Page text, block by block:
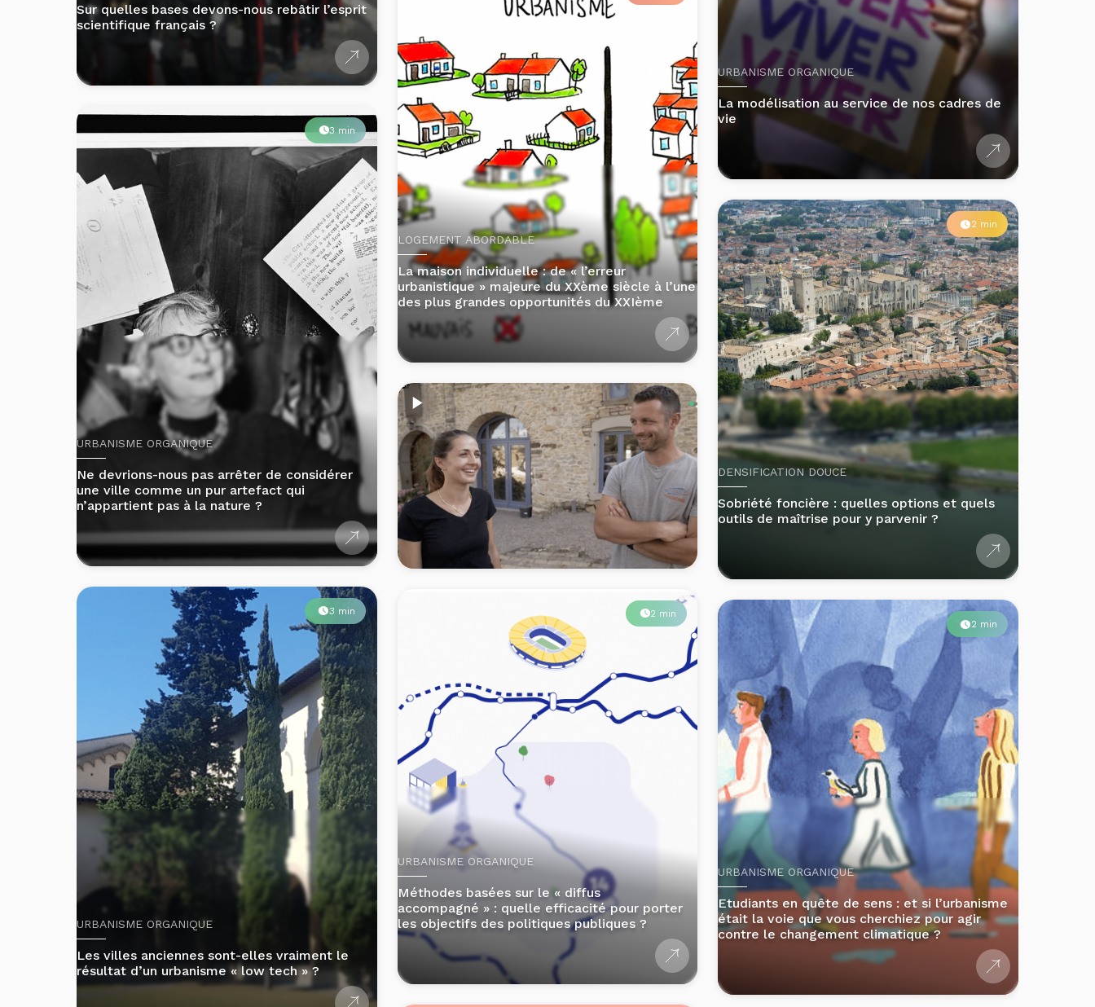
Sur quelles bases devons-nous rebâtir l’esprit
scientifique français ?
URBANISME ORGANIQUE
La modélisation au service de nos cadres de
vie
LOGEMENT ABORDABLE
La maison individuelle : de « l’erreur
urbanistique » majeure du XXème siècle à l’une
des plus grandes opportunités du XXIème
3 min
URBANISME ORGANIQUE
Ne devrions-nous pas arrêter de considérer
une ville comme un pur artefact qui
n’appartient pas à la nature ?
2 min
DENSIFICATION DOUCE
Sobriété foncière : quelles options et quels
outils de maîtrise pour y parvenir ?
3 min
URBANISME ORGANIQUE
Les villes anciennes sont-elles vraiment le
résultat d’un urbanisme « low tech » ?
2 min
URBANISME ORGANIQUE
Méthodes basées sur le « diffus
accompagné » : quelle efficacité pour porter
les objectifs des politiques publiques ?
2 min
URBANISME ORGANIQUE
Etudiants en quête de sens : et si l’urbanisme
était la voie que vous cherchiez pour agir
contre le changement climatique ?